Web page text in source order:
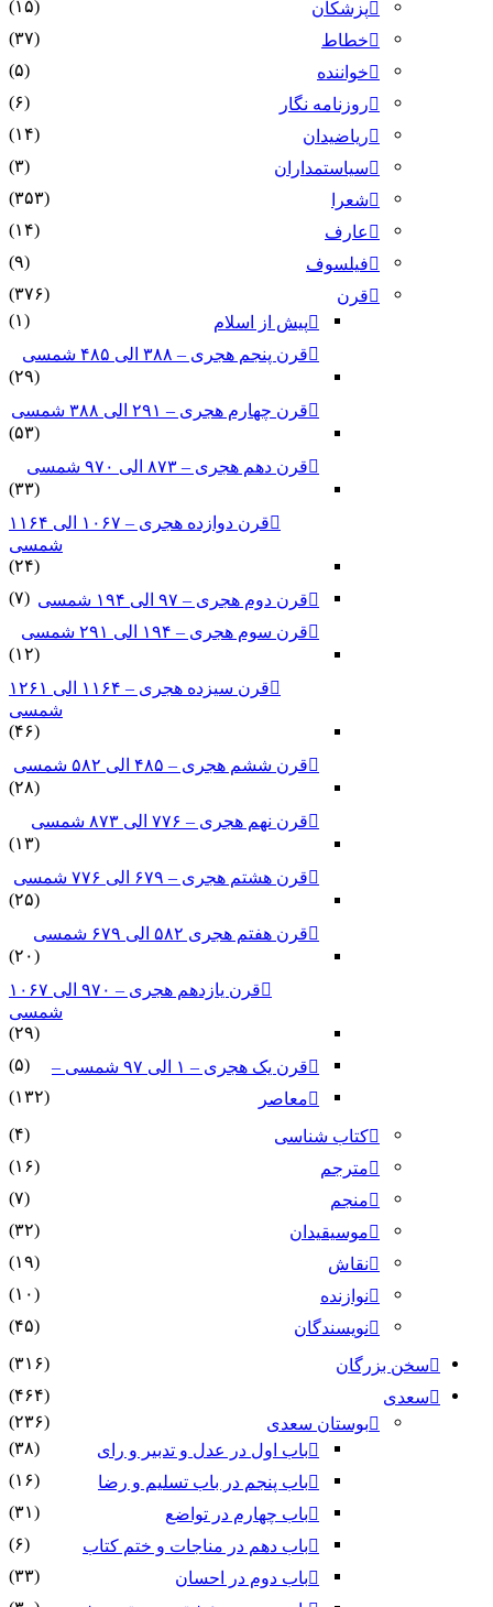
پزشکان
(۱۵)
خطاط
(۳۷)
خواننده
(۵)
روزنامه نگار
(۶)
ریاضیدان
(۱۴)
سیاستمداران
(۳)
شعرا
(۳۵۳)
عارف
(۱۴)
فیلسوف
(۹)
قرن
(۳۷۶)
پیش از اسلام
(۱)
قرن پنجم هجری – ۳۸۸ الی ۴۸۵ شمسی
(۲۹)
قرن چهارم هجری – ۲۹۱ الی ۳۸۸ شمسی
(۵۳)
قرن دهم هجری – ۸۷۳ الی ۹۷۰ شمسی
(۳۳)
قرن دوازده هجری – ۱۰۶۷ الی ۱۱۶۴
شمسی
(۲۴)
قرن دوم هجری – ۹۷ الی ۱۹۴ شمسی
(۷)
قرن سوم هجری – ۱۹۴ الی ۲۹۱ شمسی
(۱۲)
قرن سیزده هجری – ۱۱۶۴ الی ۱۲۶۱
شمسی
(۴۶)
قرن ششم هجری – ۴۸۵ الی ۵۸۲ شمسی
(۲۸)
قرن نهم هجری – ۷۷۶ الی ۸۷۳ شمسی
(۱۳)
قرن هشتم هجری – ۶۷۹ الی ۷۷۶ شمسی
(۲۵)
قرن هفتم هجری ۵۸۲ الی ۶۷۹ شمسی
(۲۰)
قرن یازدهم هجری – ۹۷۰ الی ۱۰۶۷
شمسی
(۲۹)
قرن یک هجری – ۱ الی ۹۷ شمسی –
(۵)
معاصر
(۱۳۲)
کتاب شناسی
(۴)
مترجم
(۱۶)
منجم
(۷)
موسیقیدان
(۳۲)
نقاش
(۱۹)
نوازنده
(۱۰)
نویسندگان
(۴۵)
سخن بزرگان
(۳۱۶)
سعدی
(۴۶۴)
بوستان سعدی
(۲۳۶)
باب اول در عدل و تدبیر و رای
(۳۸)
باب پنجم در باب تسلیم و رضا
(۱۶)
باب چهارم در تواضع
(۳۱)
باب دهم در مناجات و ختم کتاب
(۶)
باب دوم در احسان
(۳۳)